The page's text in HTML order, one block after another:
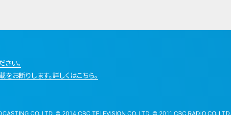
さい。
お断りします。詳しくはこちら。
CO.,LTD. © 2014 CBC TELEVISION CO.,LTD. © 2011 CBC RADIO CO.,LTD.